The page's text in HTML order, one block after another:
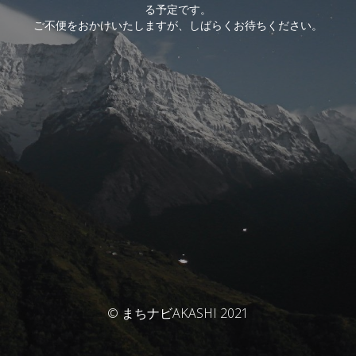
る予定です。
ご不便をおかけいたしますが、しばらくお待ちください。
© まちナビAKASHI 2021